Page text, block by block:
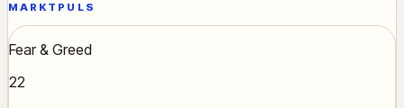
MARKTPULS
Fear & Greed
22